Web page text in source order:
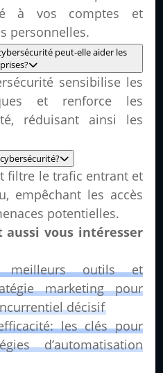
à vos comptes et
personnelles.
peut-elle aider les
sensibilise les
et renforce les
réduisant ainsi les
filtre le trafic entrant et
empêchant les accès
potentielles.
aussi vous intéresser
meilleurs outils et
marketing pour
décisif
les clés pour
d’automatisation